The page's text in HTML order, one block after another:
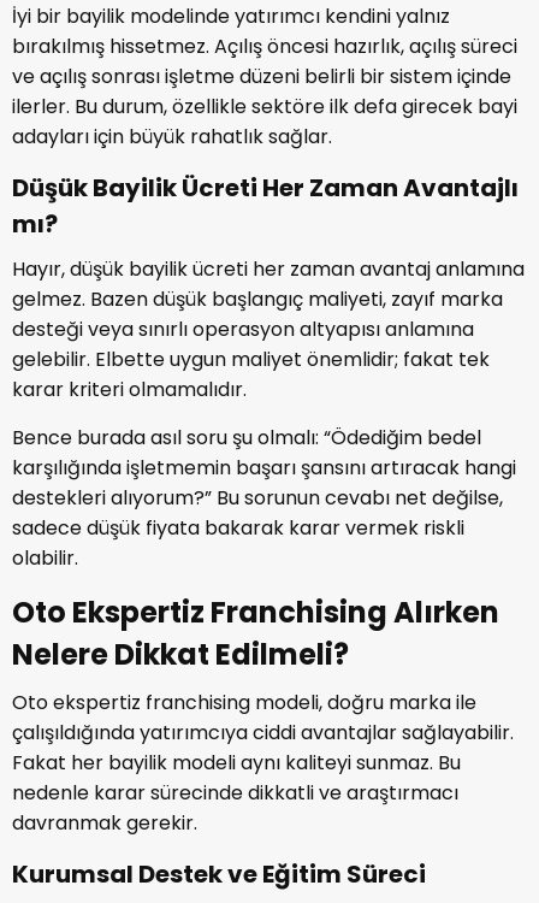
İyi bir bayilik modelinde yatırımcı kendini yalnız
bırakılmış hissetmez. Açılış öncesi hazırlık, açılış süreci
ve açılış sonrası işletme düzeni belirli bir sistem içinde
ilerler. Bu durum, özellikle sektöre ilk defa girecek bayi
adayları için büyük rahatlık sağlar.
Düşük Bayilik Ücreti Her Zaman Avantajlı
mı?
Hayır, düşük bayilik ücreti her zaman avantaj anlamına
gelmez. Bazen düşük başlangıç maliyeti, zayıf marka
desteği veya sınırlı operasyon altyapısı anlamına
gelebilir. Elbette uygun maliyet önemlidir; fakat tek
karar kriteri olmamalıdır.
Bence burada asıl soru şu olmalı: “Ödediğim bedel
karşılığında işletmemin başarı şansını artıracak hangi
destekleri alıyorum?” Bu sorunun cevabı net değilse,
sadece düşük fiyata bakarak karar vermek riskli
olabilir.
Oto Ekspertiz Franchising Alırken
Nelere Dikkat Edilmeli?
Oto ekspertiz franchising modeli, doğru marka ile
çalışıldığında yatırımcıya ciddi avantajlar sağlayabilir.
Fakat her bayilik modeli aynı kaliteyi sunmaz. Bu
nedenle karar sürecinde dikkatli ve araştırmacı
davranmak gerekir.
Kurumsal Destek ve Eğitim Süreci